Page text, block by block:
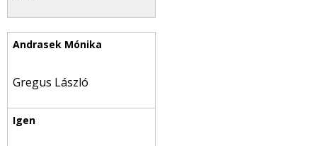
Gregus László